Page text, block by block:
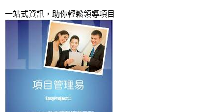
一站式資訊，助你輕鬆領導項目